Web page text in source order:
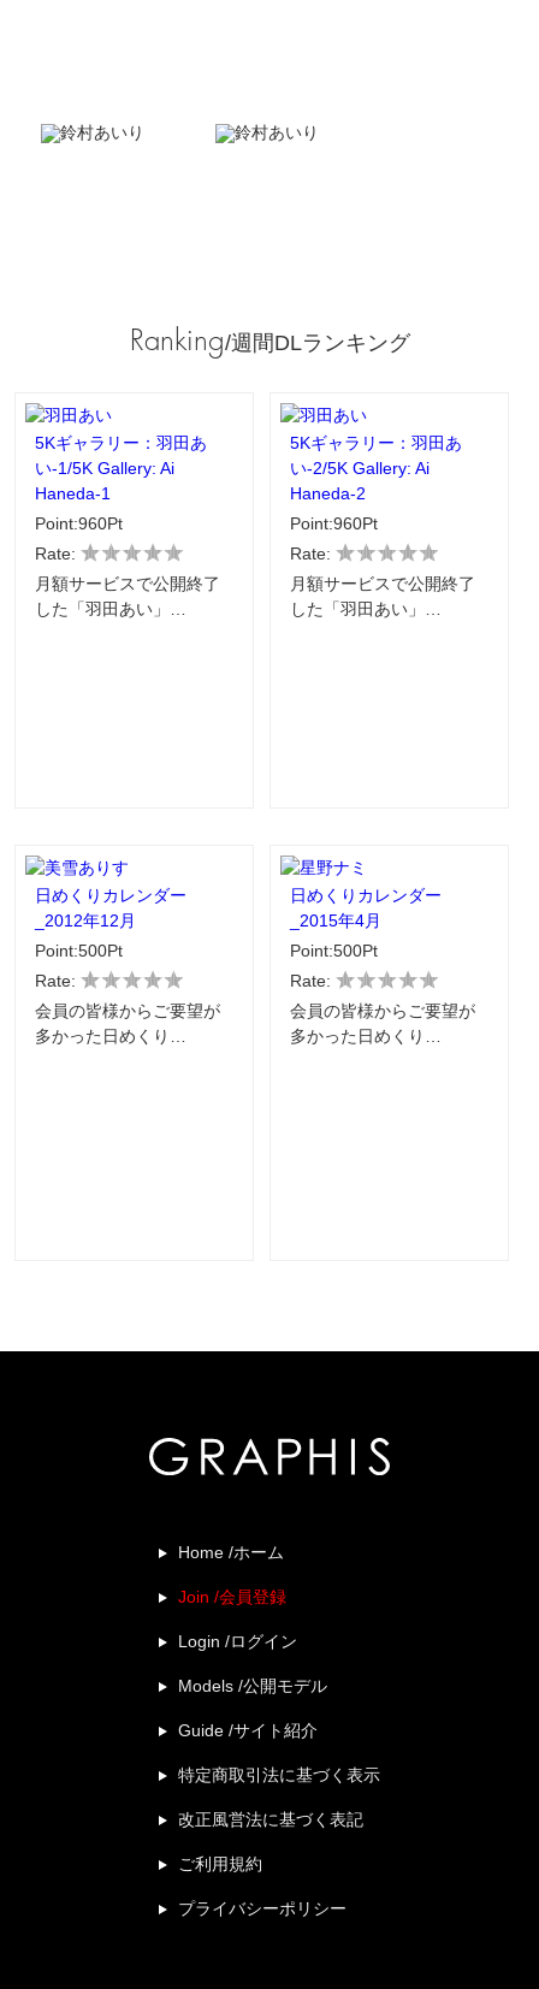
Ranking/週間DLランキング
5Kギャラリー：羽田あ
い-1/5K Gallery: Ai
Haneda-1
Point:960Pt
Rate:
月額サービスで公開終了
した「羽田あい」…
5Kギャラリー：羽田あ
い-2/5K Gallery: Ai
Haneda-2
Point:960Pt
Rate:
月額サービスで公開終了
した「羽田あい」…
日めくりカレンダー
_2012年12月
Point:500Pt
Rate:
会員の皆様からご要望が
多かった日めくり…
日めくりカレンダー
_2015年4月
Point:500Pt
Rate:
会員の皆様からご要望が
多かった日めくり…
Home /ホーム
Join /会員登録
Login /ログイン
Models /公開モデル
Guide /サイト紹介
特定商取引法に基づく表示
改正風営法に基づく表記
ご利用規約
プライバシーポリシー